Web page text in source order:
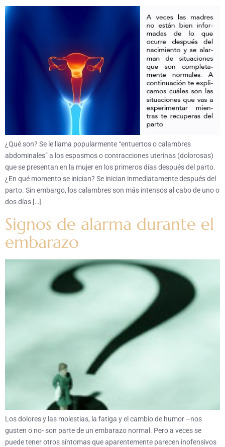
¿Qué son? Se le llama popularmente “entuertos o calambres
abdominales” a los espasmos o contracciones uterinas (dolorosas)
que se presentan en la mujer en los primeros días después del parto.
¿En qué momento se inician? Se inician inmediatamente después del
parto. Sin embargo, los calambres son más intensos al cabo de uno o
dos días […]
Signos de alarma durante el
embarazo
Los dolores y las molestias, la fatiga y el cambio de humor –nos
gusten o no- son parte de un embarazo normal. Pero a veces se
puede tener otros síntomas que aparentemente parecen inofensivos